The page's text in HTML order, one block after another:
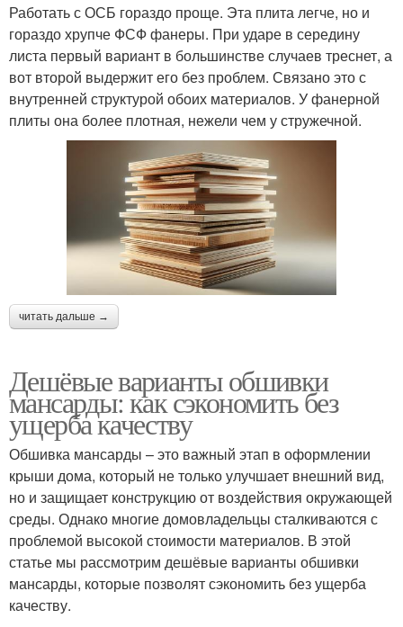
Работать с ОСБ гораздо проще. Эта плита легче, но и
гораздо хрупче ФСФ фанеры. При ударе в середину
листа первый вариант в большинстве случаев треснет, а
вот второй выдержит его без проблем. Связано это с
внутренней структурой обоих материалов. У фанерной
плиты она более плотная, нежели чем у стружечной.
читать дальше →
Дешёвые варианты обшивки
мансарды: как сэкономить без
ущерба качеству
Обшивка мансарды – это важный этап в оформлении
крыши дома, который не только улучшает внешний вид,
но и защищает конструкцию от воздействия окружающей
среды. Однако многие домовладельцы сталкиваются с
проблемой высокой стоимости материалов. В этой
статье мы рассмотрим дешёвые варианты обшивки
мансарды, которые позволят сэкономить без ущерба
качеству.